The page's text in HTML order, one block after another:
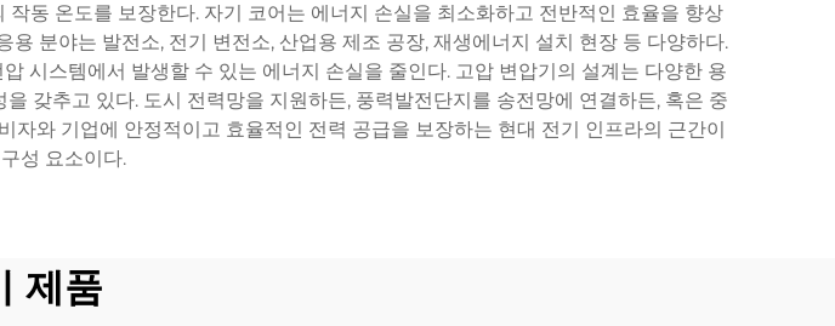
동 온도를 보장한다. 자기 코어는 에너지 손실을 최소화하고 전반적인 효율을 향상
분야는 발전소, 전기 변전소, 산업용 제조 공장, 재생에너지 설치 현장 등 다양하다.
시스템에서 발생할 수 있는 에너지 손실을 줄인다. 고압 변압기의 설계는 다양한 용
갖추고 있다. 도시 전력망을 지원하든, 풍력발전단지를 송전망에 연결하든, 혹은 중
와 기업에 안정적이고 효율적인 전력 공급을 보장하는 현대 전기 인프라의 근간이
성 요소이다.
제품